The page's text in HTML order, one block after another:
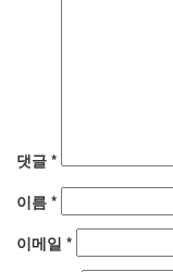
댓글 *
이름 *
이메일 *